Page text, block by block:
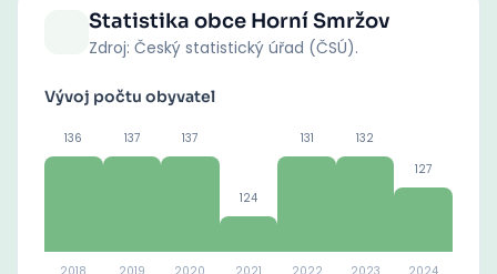
Statistika obce Horní Smržov
Zdroj: Český statistický úřad (ČSÚ).
Vývoj počtu obyvatel
136 137 137
124
131 132
127